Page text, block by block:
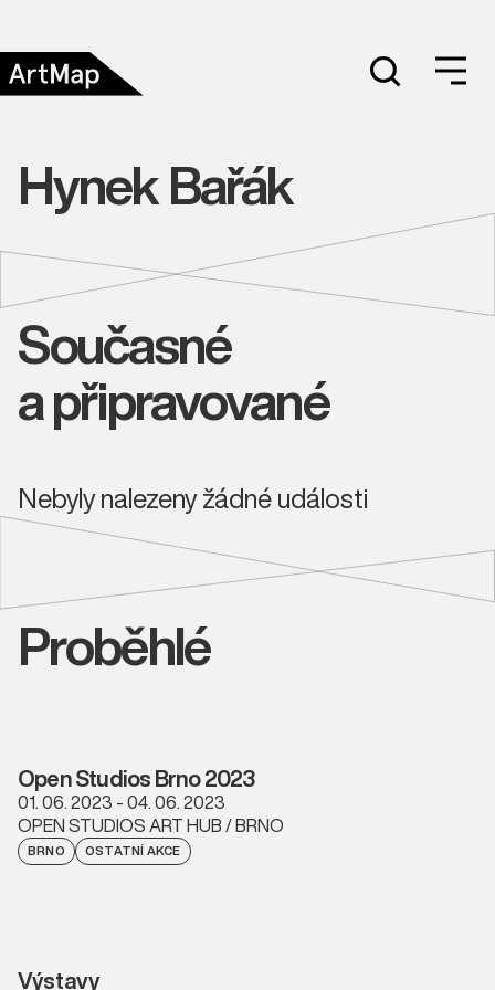
Hynek Bařák
Současné
a připravované
Nebyly nalezeny žádné události
Proběhlé
Open Studios Brno 2023
01. 06. 2023 - 04. 06. 2023
OPEN STUDIOS ART HUB / BRNO
BRNO OSTATNÍ AKCE
Výstavy